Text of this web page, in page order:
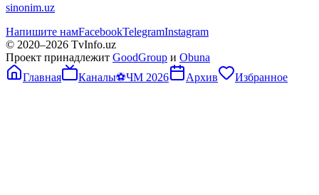
sinonim.uz
Напишите намFacebookTelegramInstagram
© 2020–2026 TvInfo.uz
Проект принадлежит GoodGroup и Obuna
Главная
Каналы⚽ЧМ 2026 Архив Избранное